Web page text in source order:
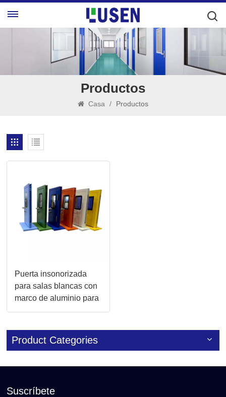
Productos
Casa / Productos
Puerta insonorizada
para salas blancas con
marco de aluminio para
fabricación de
Product Categories
Suscríbete